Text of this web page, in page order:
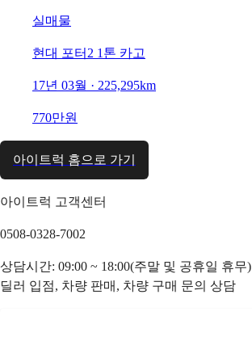
실매물
현대 포터2 1톤 카고
17년 03월 · 225,295km
770만원
아이트럭 홈으로 가기
아이트럭 고객센터
0508-0328-7002
상담시간: 09:00 ~ 18:00(주말 및 공휴일 휴무)
딜러 입점, 차량 판매, 차량 구매 문의 상담